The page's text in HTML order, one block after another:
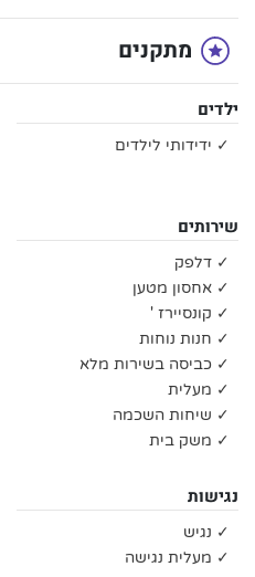
מתקנים
ילדים
✓ ידידותי לילדים
שירותים
✓ דלפק
✓ אחסון מטען
✓ קונסיירז '
✓ חנות נוחות
✓ כביסה בשירות מלא
✓ מעלית
✓ שיחות השכמה
✓ משק בית
נגישות
✓ נגיש
✓ מעלית נגישה